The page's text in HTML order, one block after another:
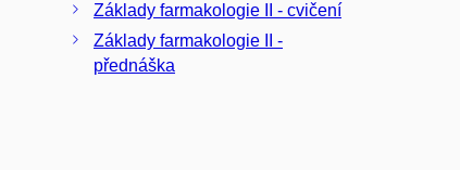
Základy farmakologie II - cvičení
Základy farmakologie II -
přednáška